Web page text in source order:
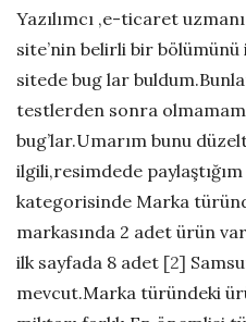
Yazılımcı ,e-ticaret
site’nin belirli bir bölümünü
sitede bug lar
testlerden sonra
bug’lar.Umarım bunu
ilgili,resimdede paylaştığım
kategorisinde Marka
markasında 2 adet ürün
ilk sayfada 8 adet [2]
mevcut.Marka türündeki